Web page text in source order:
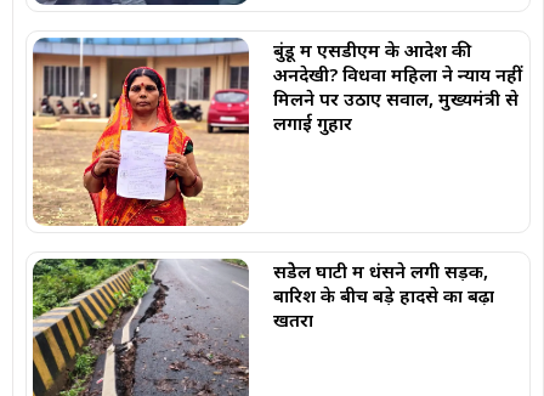
बुंडू में एसडीएम के आदेश की
अनदेखी? विधवा महिला ने न्याय नहीं
मिलने पर उठाए सवाल, मुख्यमंत्री से
लगाई गुहार
सेंडेेल घाटी में धंसने लगी सड़क,
बारिश के बीच बड़े हादसे का बढ़ा
खतरा